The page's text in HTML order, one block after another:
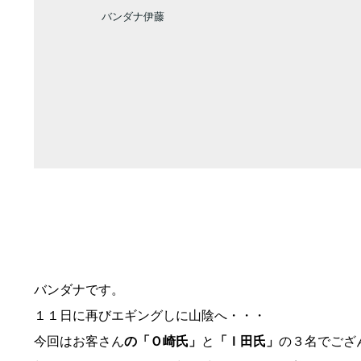
バンダナ伊藤
バンダナです。
１１日に再びエギングしに山陰へ・・・
今回はお客さんの「Ｏ崎氏」 と 「Ｉ田氏」 の３名でござ